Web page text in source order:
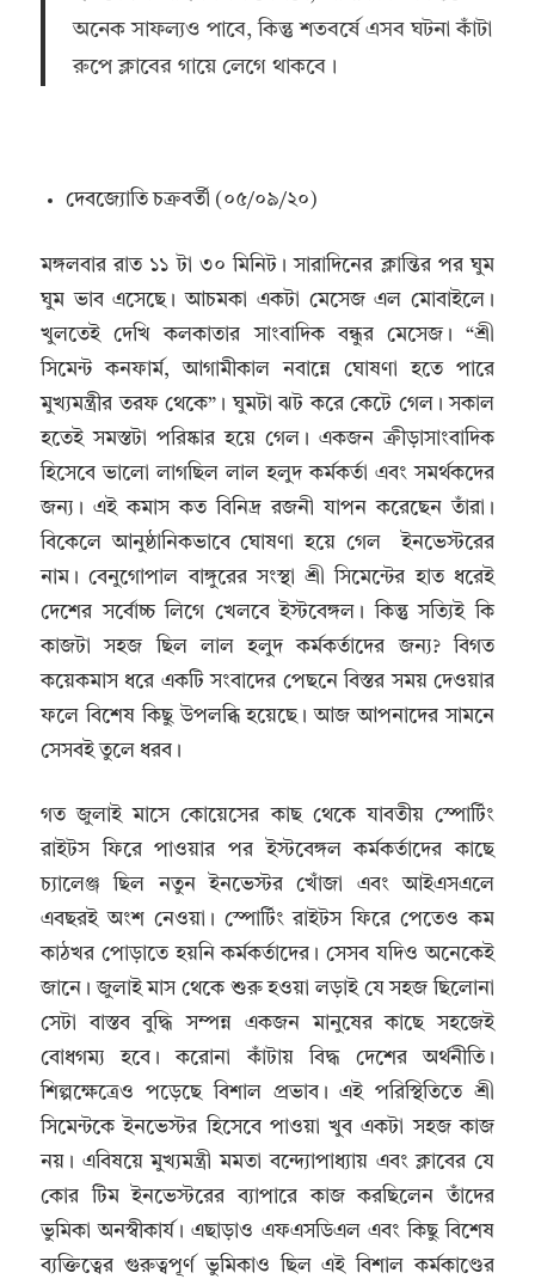
অনেক সাফল্যও পাবে, কিন্তু শতবর্ষে এসব ঘটনা কাঁটা
রুপে ক্লাবের গায়ে লেগে থাকবে।
দেবজ্যোতি চক্রবর্তী (০৫/০৯/২০)
মঙ্গলবার রাত ১১ টা ৩০ মিনিট। সারাদিনের ক্লান্তির পর ঘুম
ঘুম ভাব এসেছে। আচমকা একটা মেসেজ এল মোবাইলে।
খুলতেই দেখি কলকাতার সাংবাদিক বন্ধুর মেসেজ। “শ্রী
সিমেন্ট কনফার্ম, আগামীকাল নবান্নে ঘোষণা হতে পারে
মুখ্যমন্ত্রীর তরফ থেকে”। ঘুমটা ঝট করে কেটে গেল। সকাল
হতেই সমস্তটা পরিষ্কার হয়ে গেল। একজন ক্রীড়াসাংবাদিক
হিসেবে ভালো লাগছিল লাল হলুদ কর্মকর্তা এবং সমর্থকদের
জন্য। এই কমাস কত বিনিদ্র রজনী যাপন করেছেন তাঁরা।
বিকেলে আনুষ্ঠানিকভাবে ঘোষণা হয়ে গেল ইনভেস্টরের
নাম। বেনুগোপাল বাঙ্গুরের সংস্থা শ্রী সিমেন্টের হাত ধরেই
দেশের সর্বোচ্চ লিগে খেলবে ইস্টবেঙ্গল। কিন্তু সত্যিই কি
কাজটা সহজ ছিল লাল হলুদ কর্মকর্তাদের জন্য? বিগত
কয়েকমাস ধরে একটি সংবাদের পেছনে বিস্তর সময় দেওয়ার
ফলে বিশেষ কিছু উপলব্ধি হয়েছে। আজ আপনাদের সামনে
সেসবই তুলে ধরব।
গত জুলাই মাসে কোয়েসের কাছ থেকে যাবতীয় স্পোর্টিং
রাইটস ফিরে পাওয়ার পর ইস্টবেঙ্গল কর্মকর্তাদের কাছে
চ্যালেঞ্জ ছিল নতুন ইনভেস্টর খোঁজা এবং আইএসএলে
এবছরই অংশ নেওয়া। স্পোর্টিং রাইটস ফিরে পেতেও কম
কাঠখর পোড়াতে হয়নি কর্মকর্তাদের। সেসব যদিও অনেকেই
জানে। জুলাই মাস থেকে শুরু হওয়া লড়াই যে সহজ ছিলোনা
সেটা বাস্তব বুদ্ধি সম্পন্ন একজন মানুষের কাছে সহজেই
বোধগম্য হবে। করোনা কাঁটায় বিদ্ধ দেশের অর্থনীতি।
শিল্পক্ষেত্রেও পড়েছে বিশাল প্রভাব। এই পরিস্থিতিতে শ্রী
সিমেন্টকে ইনভেস্টর হিসেবে পাওয়া খুব একটা সহজ কাজ
নয়। এবিষয়ে মুখ্যমন্ত্রী মমতা বন্দ্যোপাধ্যায় এবং ক্লাবের যে
কোর টিম ইনভেস্টরের ব্যাপারে কাজ করছিলেন তাঁদের
ভুমিকা অনস্বীকার্য। এছাড়াও এফএসডিএল এবং কিছু বিশেষ
ব্যক্তিত্বের গুরুত্বপূর্ণ ভুমিকাও ছিল এই বিশাল কর্মকাণ্ডের